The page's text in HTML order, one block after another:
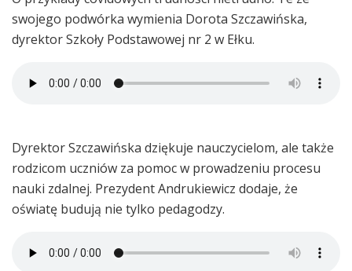
swojego podwórka wymienia Dorota Szczawińska,
dyrektor Szkoły Podstawowej nr 2 w Ełku.
Dyrektor Szczawińska dziękuje nauczycielom, ale także
rodzicom uczniów za pomoc w prowadzeniu procesu
nauki zdalnej. Prezydent Andrukiewicz dodaje, że
oświatę budują nie tylko pedagodzy.